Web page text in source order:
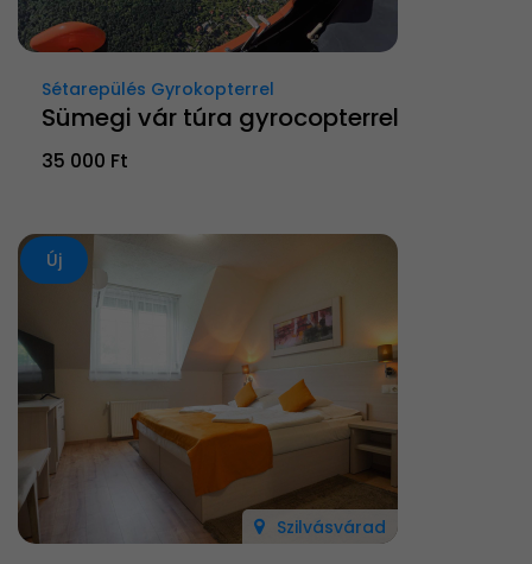
Sétarepülés Gyrokopterrel
Sümegi vár túra gyrocopterrel
35 000 Ft
Új
Szilvásvárad